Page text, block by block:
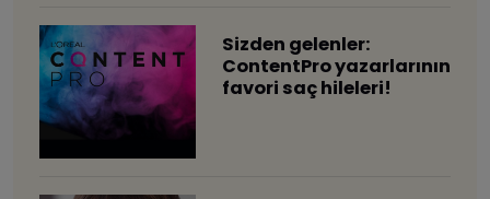
Sizden gelenler:
ContentPro yazarlarının
favori saç hileleri!